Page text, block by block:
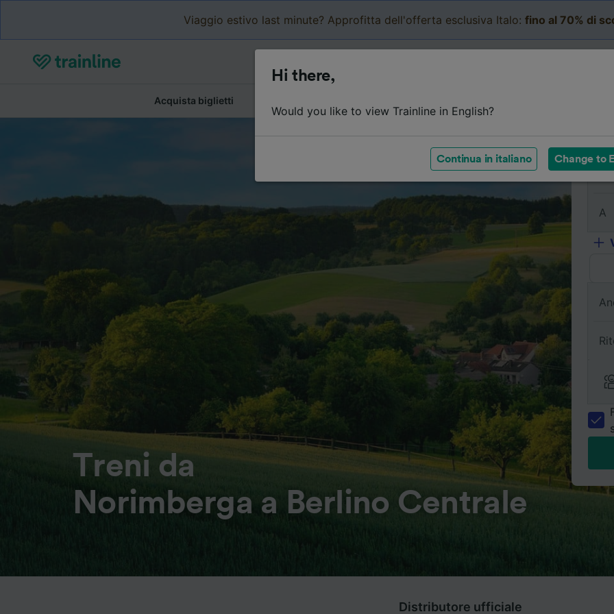
Viaggio estivo last minute? Approfitta dell'offerta esclusiva Italo: fino al 70% di
Acquista biglietti
Treni da
Norimberga a Berlino Centrale
Da
A
Distributore ufficiale
Hi there,
Would you like to view Trainline in English?
Continua in italiano Change to